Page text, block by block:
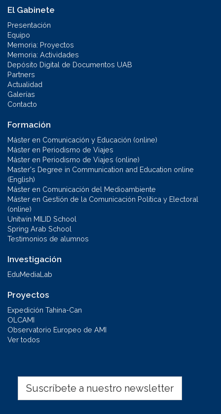
El Gabinete
Presentación
Equipo
Memoria: Proyectos
Memoria: Actividades
Depósito Digital de Documentos UAB
Partners
Actualidad
Galerías
Contacto
Formación
Máster en Comunicación y Educación (online)
Máster en Periodismo de Viajes
Máster en Periodismo de Viajes (online)
Master's Degree in Communication and Education online
(English)
Máster en Comunicación del Medioambiente
Máster en Gestión de la Comunicación Política y Electoral
(online)
Unitwin MILID School
Spring Arab School
Testimonios de alumnos
Investigación
EduMediaLab
Proyectos
Expedición Tahina-Can
OLCAMI
Observatorio Europeo de AMI
Ver todos
Suscríbete a nuestro newsletter